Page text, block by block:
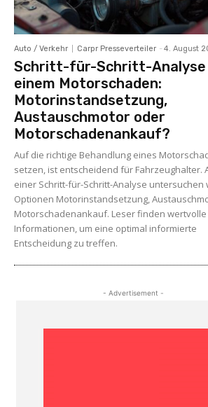
Auto / Verkehr Carpr Presseverteiler - 4. August
Schritt-für-Schritt-Analyse
einem Motorschaden:
Motorinstandsetzung,
Austauschmotor oder
Motorschadenankauf?
Auf die richtige Behandlung eines
setzen, ist entscheidend für Fahrzeughalter.
einer Schritt-für-Schritt-Analyse untersuchen
Optionen Motorinstandsetzung,
Motorschadenankauf. Leser finden wertvolle
Informationen, um eine optimal informierte
Entscheidung zu treffen.
- Advertisement -